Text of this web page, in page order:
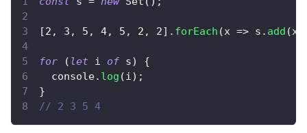
[2 , 3 , 5 , 4, 5 , 2 , 2] . forEach (x => s . add (x
for ( let i of s)
{
console. log (i) ;
}
// 2 3 5 4